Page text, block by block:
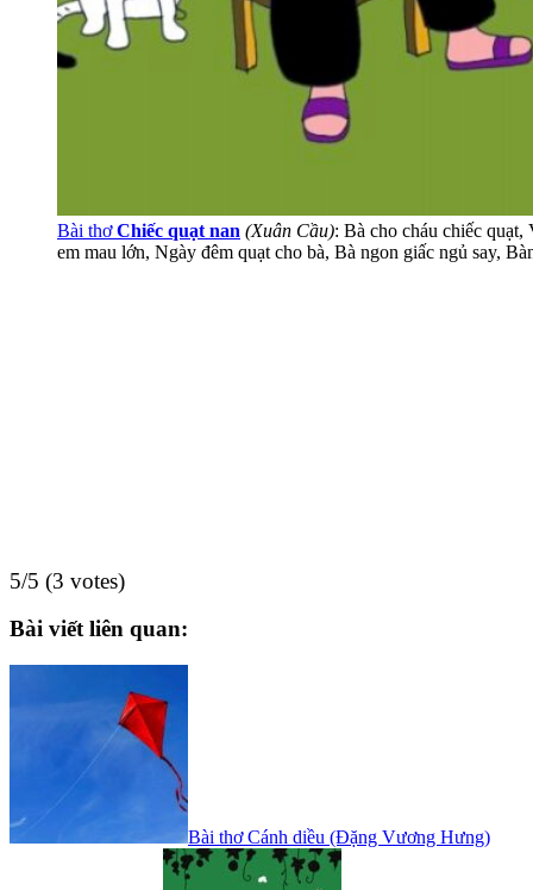
Bài thơChiếc quạt nan (Xuân Cầu): Bà cho cháu chiếc
em mau lớn, Ngày đêm quạt cho bà, Bà ngon giấc ngủ say,
5/5 (3 votes)
Bài viết liên quan:
Bài thơ Cánh diều (Đặng Vương Hưng)